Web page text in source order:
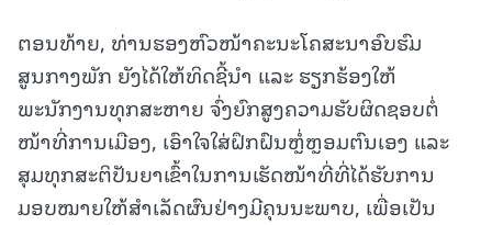
ຕອນທ້າຍ, ທ່ານຮອງຫົວໜ້າຄະນະໂຄສະນາອົບຮົມ
ສູນກາງພັກ ຍັງໄດ້ໃຫ້ທິດຊີ້ນຳ ແລະ ຮຽກຮ້ອງໃຫ້
ພະນັກງານທຸກສະຫາຍ ຈົ່ງຍົກສູງຄວາມຮັບຜິດຊອບຕໍ່
ໜ້າທີ່ການເມືອງ, ເອົາໃຈໃສ່ຝຶກຝົນຫຼໍ່ຫຼອມຕົນເອງ ແລະ
ສຸມທຸກສະຕິປັນຍາເຂົ້າໃນການເຮັດໜ້າທີ່ທີ່ໄດ້ຮັບການ
ມອບໝາຍໃຫ້ສຳເລັດຜົນຢ່າງມີຄຸນນະພາບ, ເພື່ອເປັນ